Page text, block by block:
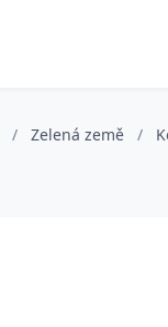
/ Zelená země /